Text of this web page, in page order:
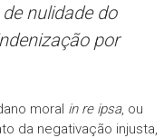
nulidade do
por
moral in re ipsa, ou
da negativação injusta,